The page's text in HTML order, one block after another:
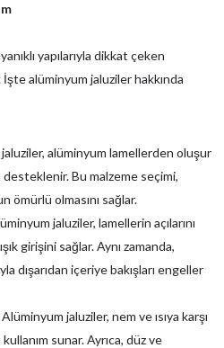
yapılarıyla dikkat çeken
alüminyum jaluziler hakkında
alüminyum lamellerden oluşur
Bu malzeme seçimi,
ömürlü olmasını sağlar.
jaluziler, lamellerin açılarını
girişini sağlar. Aynı zamanda,
dışarıdan içeriye bakışları engeller
Alüminyum jaluziler, nem ve ısıya karşı
sunar. Ayrıca, düz ve